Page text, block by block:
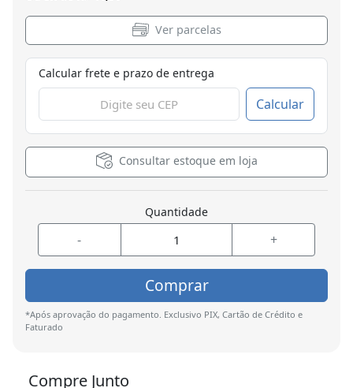
Ver parcelas
Calcular frete e prazo de entrega
Calcular
Consultar estoque em loja
Quantidade
- +
Comprar
*Após aprovação do pagamento. Exclusivo PIX, Cartão de Crédito e
Faturado
Compre Junto